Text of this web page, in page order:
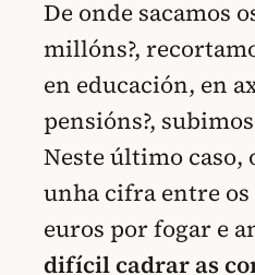
De onde sacamos
millóns?,
en educación, en
pensións?,
Neste último caso,
unha cifra entre os
euros por fogar e
difícil cadrar as